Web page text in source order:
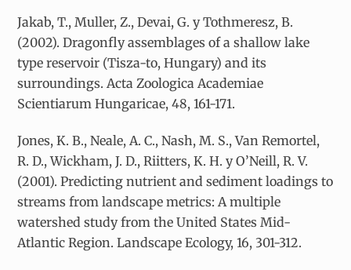
Jakab, T., Muller, Z., Devai, G. y Tothmeresz, B.
(2002). Dragonfly assemblages of a shallow lake
type reservoir (Tisza-to, Hungary) and its
surroundings. Acta Zoologica Academiae
Scientiarum Hungaricae, 48, 161-171.
Jones, K. B., Neale, A. C., Nash, M. S., Van Remortel,
R. D., Wickham, J. D., Riitters, K. H. y O’Neill, R. V.
(2001). Predicting nutrient and sediment loadings to
streams from landscape metrics: A multiple
watershed study from the United States Mid-
Atlantic Region. Landscape Ecology, 16, 301-312.